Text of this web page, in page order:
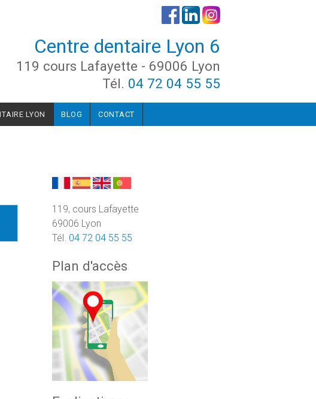
Centre dentaire Lyon 6
119 cours Lafayette - 69006 Lyon
Tél. 04 72 04 55 55
LYON BLOG CONTACT
119, cours Lafayette
69006 Lyon
Tél. 04 72 04 55 55
Plan d'accès